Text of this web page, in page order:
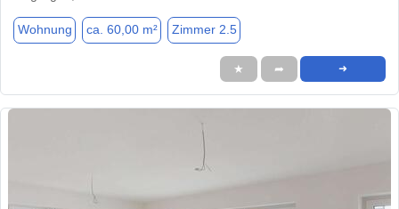
Wohnung ca. 60,00 m² Zimmer 2.5
★ ➦ ➜